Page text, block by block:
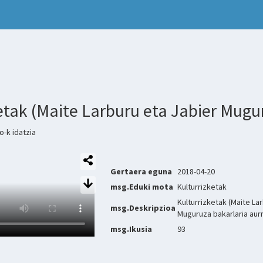
(Maite Larburu eta Jabier
k idatzia
Gertaera eguna
2018-04-20
msg.Eduki mota Kulturrizketak
msg.Deskripzioa
Kulturrizketak (Maite
Muguruza bakarlaria
msg.Ikusia
93